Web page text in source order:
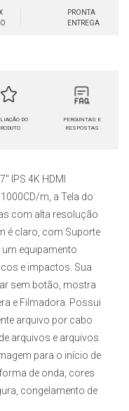
PRONTA
ENTREGA
DO
PERGUNTAS E
RESPOSTAS
IPS 4K HDMI
m, a Tela do
com alta resolução
é claro, com Suporte
um equipamento
e impactos. Sua
sem botão, mostra
e Filmadora. Possui
arquivo por cabo
arquivos e arquivos
para o início de
de onda, cores
congelamento de